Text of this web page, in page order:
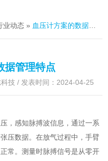
业动态 » 血压计方案的数据管理特点
据管理特点
技 / 发表时间：2024-04-25
，感知脉搏波信息，通过一系
压数据。在放气过程中，手臂
常。测量时脉搏信号是从零开